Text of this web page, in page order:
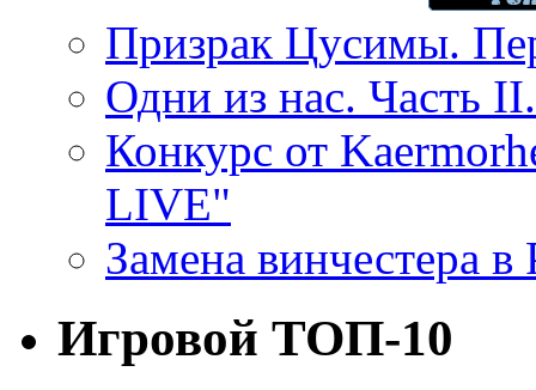
Призрак Цусимы.
Одни из нас. Часть
Конкурс от
LIVE"
Замена винчестера
Игровой ТОП-10